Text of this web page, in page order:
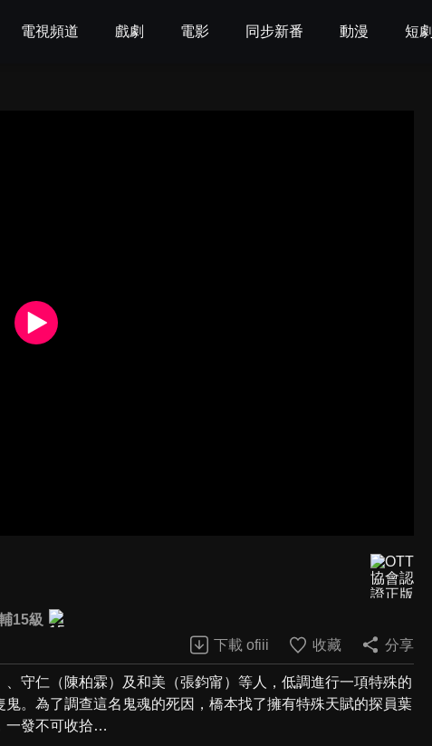
電視頻道 戲劇 電影 同步新番 動漫 短劇
15級
下載 ofiii 收藏 分享
守仁（陳柏霖）及和美（張鈞甯）等人，低調進行一項特殊的
。為了調查這名鬼魂的死因，橋本找了擁有特殊天賦的探員葉
一發不可收拾…